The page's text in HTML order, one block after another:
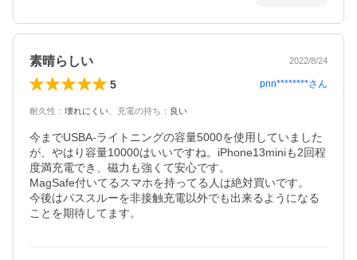
素晴らしい 2022/8/24
5 pnn********さん
耐久性 ： 壊れにくい 充電の持ち ： 良い
今までUSBA-ライトニングの容量5000を使用していました
が、やはり容量10000はいいですね。iPhone13miniも2回程
度満充電でき、磁力も強くて安心です。
MagSafe付いてるスマホを持ってる人は絶対買いです。
今後はパススルーを非接触充電以外でも出来るようになる
ことを期待してます。